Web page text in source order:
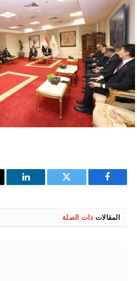
فيسبوك تويتر لينكدإن
المقالات ذات الصلة